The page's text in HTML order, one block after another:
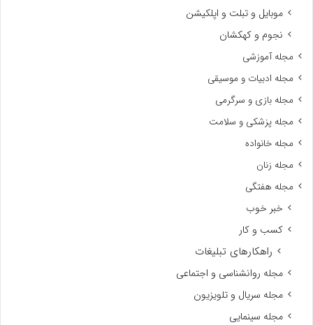
موبایل و تبلت و اپلکیشن
نجوم و کهکشان
مجله آموزشی
مجله ادبیات و موسیقی
مجله بازی و سرگرمی
مجله پزشکی و سلامت
مجله خانواده
مجله زنان
مجله هفتگی
خبر خوب
کسب و کار
راهکارهای تبلیغات
مجله روانشناسی و اجتماعی
مجله سریال و تلویزیون
مجله سینمایی